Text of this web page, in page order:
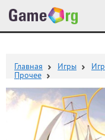
Главная Игры
Прочее